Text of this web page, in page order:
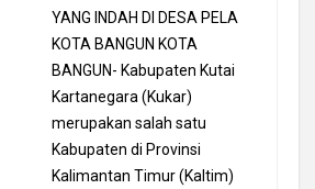
YANG INDAH DI DESA PELA
KOTA BANGUN KOTA
BANGUN- Kabupaten Kutai
Kartanegara (Kukar)
merupakan salah satu
Kabupaten di Provinsi
Kalimantan Timur (Kaltim)